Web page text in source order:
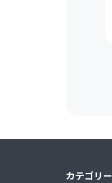
カテゴリー